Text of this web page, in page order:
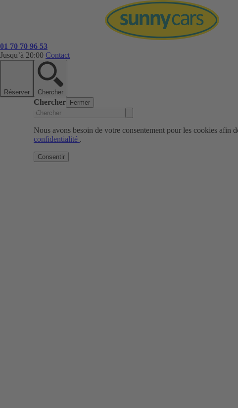
01 70 70 96 53
Jusqu’à 20:00 Contact
Réserver Chercher
Chercher Fermer
Nous avons besoin de votre consentement pour les cookies afin
confidentialité .
Consentir